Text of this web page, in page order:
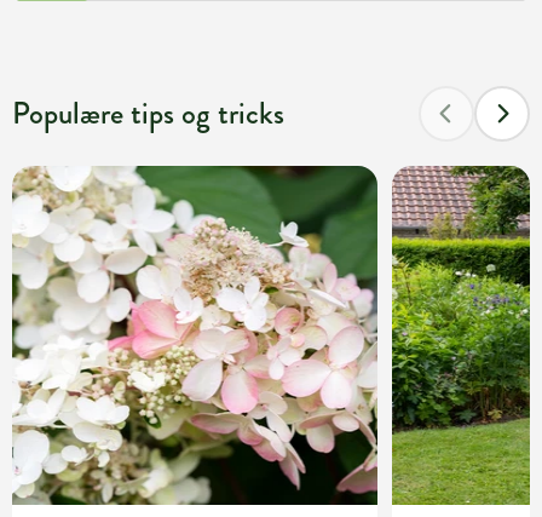
Populære tips og tricks